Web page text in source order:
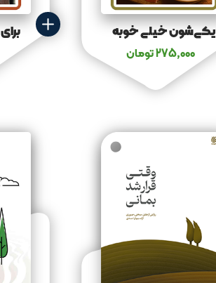
یکی‌شون خیلی خوبه
275,000تومان